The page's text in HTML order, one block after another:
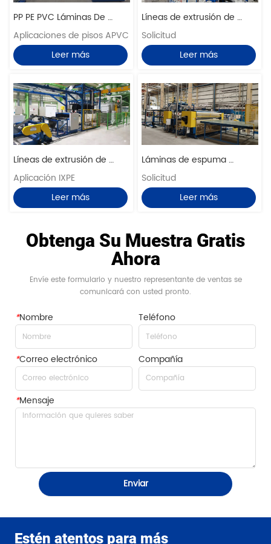
PP PE PVC Láminas De
Alfombra Líneas De
Extrusión
Aplicaciones de pisos APVC
Leer más
Líneas de extrusión de
horno de espuma
horizontal de hoja XPE
Solicitud
Leer más
Líneas de extrusión de
horno de espuma vertical
de hoja IXPE IXPP
Aplicación IXPE
Leer más
Láminas de espuma
laminadas en relieve Líneas
de producción
Solicitud
Leer más
Obtenga Su Muestra Gratis
Ahora
Envíe este formulario y nuestro representante de ventas se
comunicará con usted pronto.
*Nombre Teléfono
*Correo electrónico Compañía
*Mensaje
Enviar
Estén atentos para más